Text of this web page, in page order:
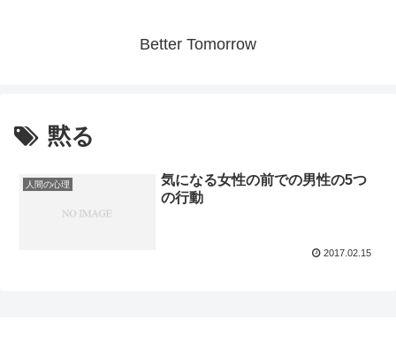
Better Tomorrow
黙る
人間の心理
気になる女性の前での男性の5つ
の行動
2017.02.15